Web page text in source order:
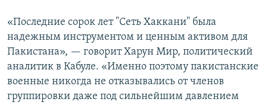
«Последние сорок лет "Сеть Хаккани" была
надежным инструментом и ценным активом для
Пакистана», — говорит Харун Мир, политический
аналитик в Кабуле. «Именно поэтому пакистанские
военные никогда не отказывались от членов
группировки даже под сильнейшим давлением